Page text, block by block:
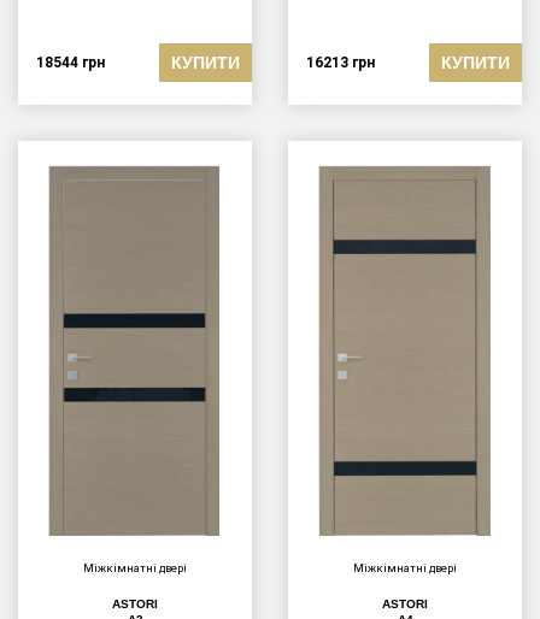
18544 грн КУПИТИ 16213 грн КУПИТИ
Міжкімнатні двері
ASTORI
Міжкімнатні двері
ASTORI